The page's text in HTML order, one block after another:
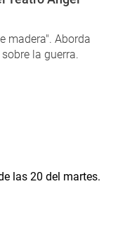
madera". Aborda
la guerra.